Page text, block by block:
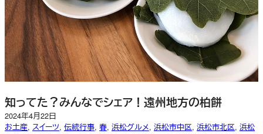
知ってた？みんなでシェア！遠州地方の柏餅
2024年4月22日
お土産, スイーツ, 伝統行事, 春, 浜松グルメ, 浜松市中区, 浜松市北区, 浜松